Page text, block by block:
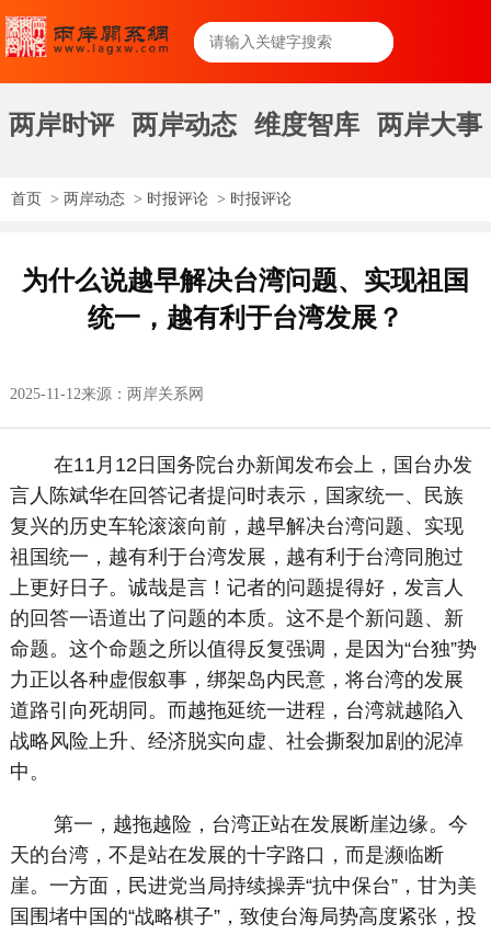
两岸时评 两岸动态 维度智库 两岸大事
首页 > 两岸动态 > 时报评论 > 时报评论
为什么说越早解决台湾问题、实现祖国
统一，越有利于台湾发展？
2025-11-12来源：两岸关系网
在11月12日国务院台办新闻发布会上，国台办发
言人陈斌华在回答记者提问时表示，国家统一、民族
复兴的历史车轮滚滚向前，越早解决台湾问题、实现
祖国统一，越有利于台湾发展，越有利于台湾同胞过
上更好日子。诚哉是言！记者的问题提得好，发言人
的回答一语道出了问题的本质。这不是个新问题、新
命题。这个命题之所以值得反复强调，是因为“台独”势
力正以各种虚假叙事，绑架岛内民意，将台湾的发展
道路引向死胡同。而越拖延统一进程，台湾就越陷入
战略风险上升、经济脱实向虚、社会撕裂加剧的泥淖
中。
第一，越拖越险，台湾正站在发展断崖边缘。今
天的台湾，不是站在发展的十字路口，而是濒临断
崖。一方面，民进党当局持续操弄“抗中保台”，甘为美
国围堵中国的“战略棋子”，致使台海局势高度紧张，投